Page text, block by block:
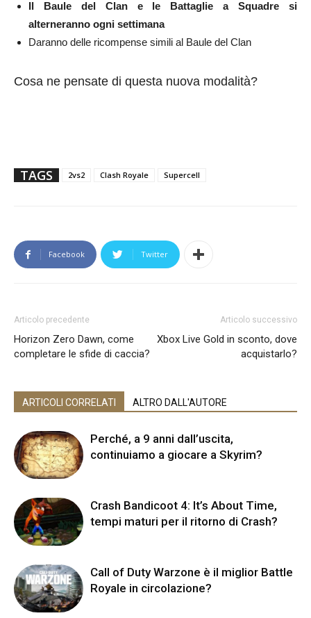
Il Baule del Clan e le Battaglie a Squadre si
alterneranno ogni settimana
Daranno delle ricompense simili al Baule del Clan
Cosa ne pensate di questa nuova modalità?
TAGS 2vs2 Clash Royale Supercell
Facebook Twitter
Articolo precedente
Horizon Zero Dawn, come
completare le sfide di caccia?
Articolo successivo
Xbox Live Gold in sconto, dove
acquistarlo?
ARTICOLI CORRELATI ALTRO DALL'AUTORE
Perché, a 9 anni dall’uscita,
continuiamo a giocare a Skyrim?
Crash Bandicoot 4: It’s About Time,
tempi maturi per il ritorno di Crash?
Call of Duty Warzone è il miglior Battle
Royale in circolazione?